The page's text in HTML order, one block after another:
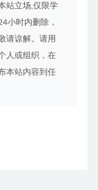
站立场,仅限学
小时内删除，
请谅解。请用
人或组织，在
本站内容到任